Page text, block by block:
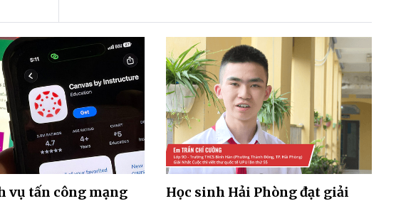
vụ tấn công mạng
Học sinh Hải Phòng đạt giải